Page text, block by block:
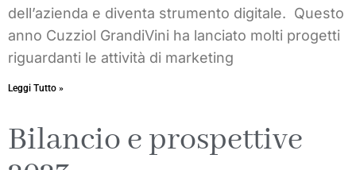
dell’azienda e diventa strumento digitale. Questo
anno Cuzziol GrandiVini ha lanciato molti progetti
riguardanti le attività di marketing
Leggi Tutto »
Bilancio e prospettive